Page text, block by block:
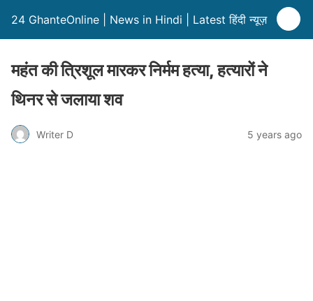
24 GhanteOnline | News in Hindi | Latest हिंदी न्यूज़
महंत की त्रिशूल मारकर निर्मम हत्या, हत्यारों ने
थिनर से जलाया शव
Writer D 5 years ago